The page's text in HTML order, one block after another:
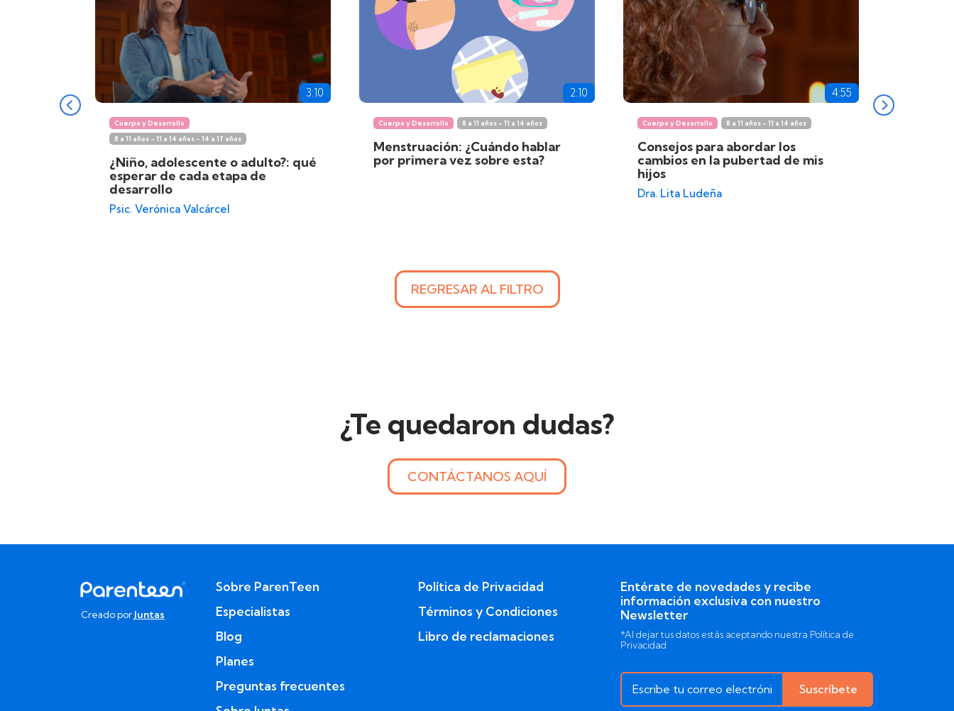
3:10
Cuerpo y Desarrollo
8 a 11 años - 11 a 14 años - 14 a 17 años
¿Niño, adolescente o adulto?: qué
esperar de cada etapa de
desarrollo
Psic. Verónica Valcárcel
2:10
Cuerpo y Desarrollo 8 a 11 años - 11 a 14 años
Menstruación: ¿Cuándo hablar
por primera vez sobre esta?
4:55
Cuerpo y Desarrollo 8 a 11 años - 11 a 14 años
Consejos para abordar los
cambios en la pubertad de mis
hijos
Dra. Lita Ludeña
REGRESAR AL FILTRO
¿Te quedaron dudas?
CONTÁCTANOS AQUÍ
Creado porJuntas
Sobre ParenTeen
Especialistas
Blog
Planes
Preguntas frecuentes
Política de Privacidad
Términos y Condiciones
Libro de reclamaciones
Entérate de novedades y recibe
información exclusiva con nuestro
Newsletter
*Al dejar tus datos estás aceptando nuestra Política de
Privacidad
Suscríbete